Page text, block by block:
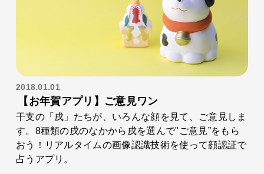
2018.01.01
【お年賀アプリ】ご意見ワン
干支の「戌」たちが、いろんな顔を見て、ご意見しま
す。8種類の戌のなかから戌を選んで"ご意見”をもら
おう！リアルタイムの画像認識技術を使って顔認証で
占うアプリ。